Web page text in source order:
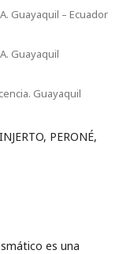
Guayaquil – Ecuador
Guayaquil
Guayaquil
PERONÉ,
es una